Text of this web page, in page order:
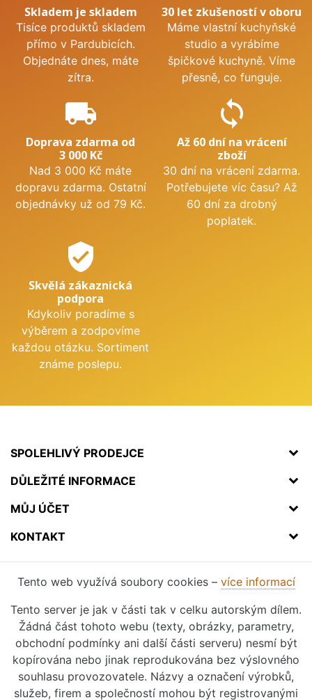
Skladem je skladem
Tisíce produktů skladem
přímo v Pardubicích.
Objednáte dnes, máte
zítra.
30 let zkušeností v oboru
Máme vlastní kuchyňské
studio a vyrábíme
špičkové kuchyně. Víme
přesně, co funguje.
local_shipping
Doprava zdarma od
3 000 Kč
Nad 3 000 Kč máte
dopravu zdarma. Ostatní
objednávky už od 79 Kč.
sync
Až 60 dní na vrácení
zboží
30 dní na vrácení zdarma.
Potřebujete víc času? Až
60 dní za drobný
poplatek.
verified_user
Skvělá zákaznická
podpora
Kdykoliv poradíme s
výběrem a zodpovíme
každou otázku. Sortiment
známe poslepu.
SPOLEHLIVÝ PRODEJCE
DŮLEŽITÉ INFORMACE
MŮJ ÚČET
KONTAKT
Tento web využívá soubory cookies – více informací
Tento server je jak v části tak v celku autorským dílem.
Žádná část tohoto webu (texty, obrázky, parametry,
obchodní podmínky ani další části serveru) nesmí být
kopírována nebo jinak reprodukována bez výslovného
souhlasu provozovatele. Názvy a označení výrobků,
služeb, firem a společností mohou být registrovanými